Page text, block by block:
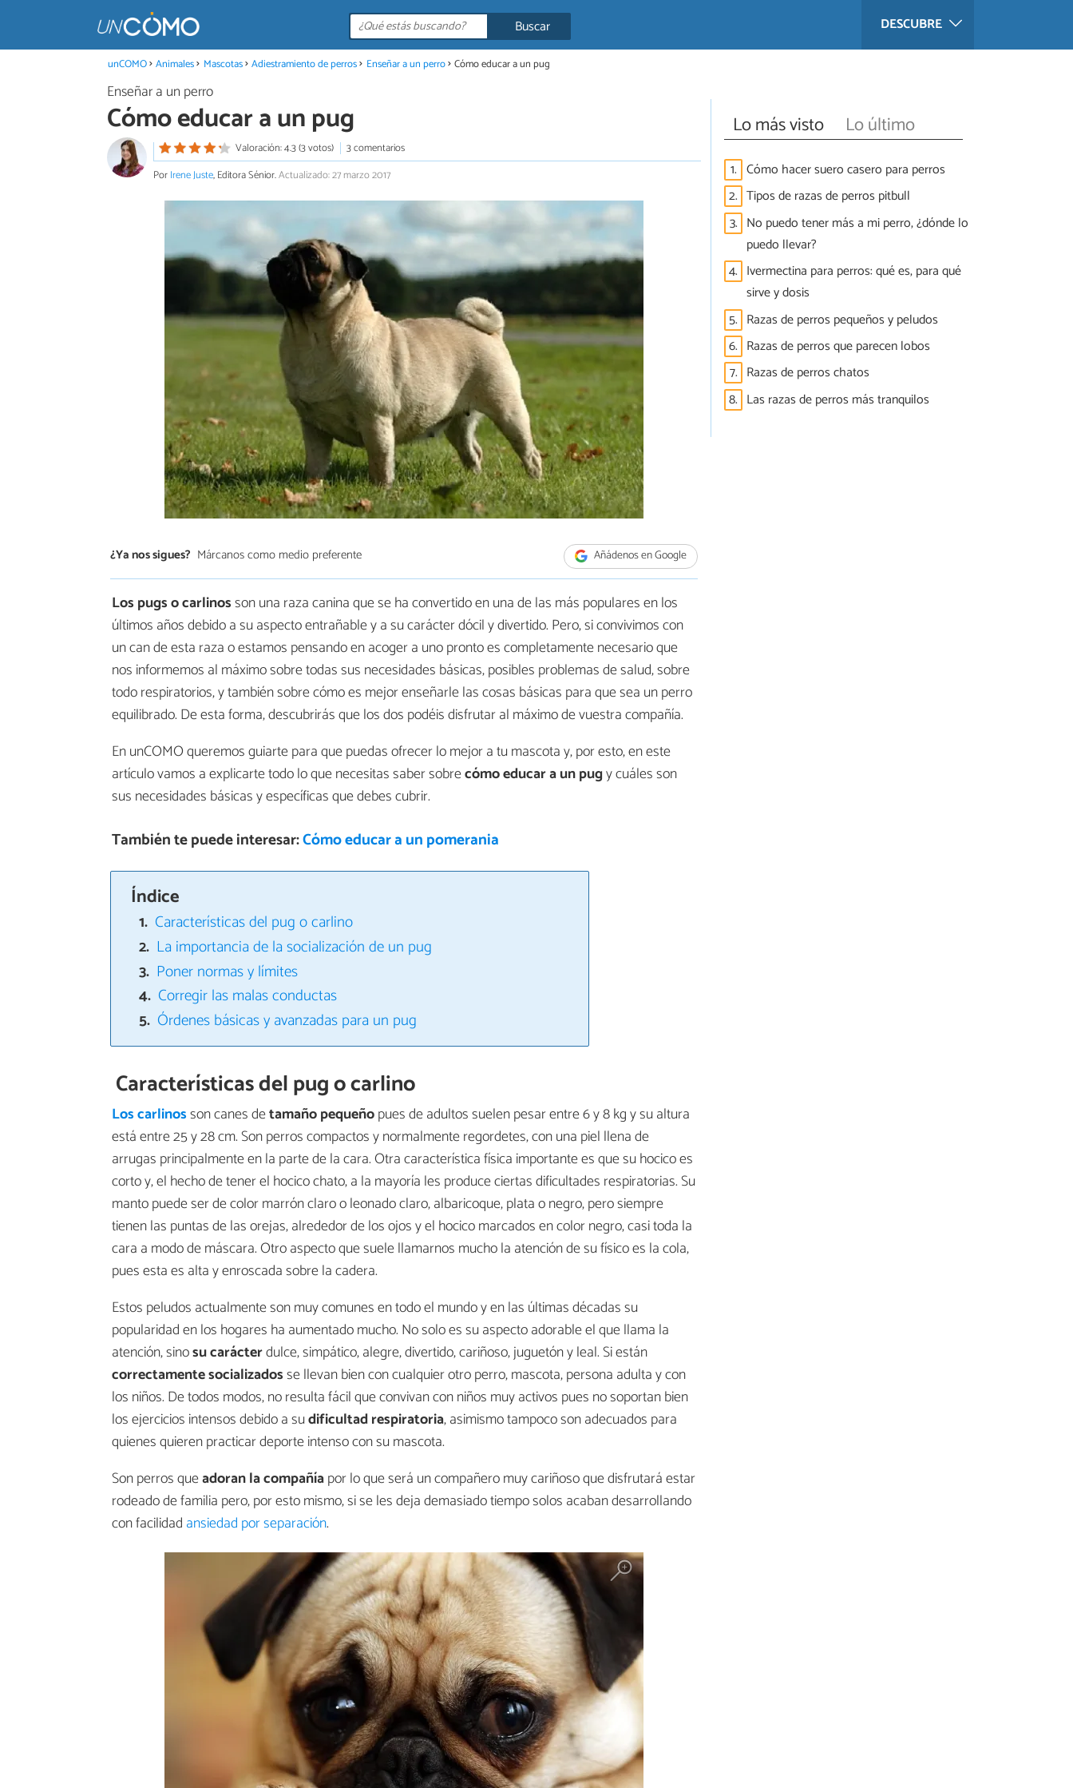
DESCUBRE
Buscar
unCOMO Animales Mascotas Adiestramiento de perros Enseñar a un perro Cómo educar a un pug
Enseñar a un perro
Cómo educar a un pug
Valoración: 4.3 (3 votos)
3 comentarios
PorIrene Juste, Editora Sénior.Actualizado: 27 marzo 2017
¿Ya nos sigues? Márcanos como medio preferente Añádenos en Google
Los pugs o carlinosson una raza canina que se ha convertido en una de las más populares en los
últimos años debido a su aspecto entrañable y a su carácter dócil y divertido. Pero, si convivimos con
un can de esta raza o estamos pensando en acoger a uno pronto es completamente necesario que
nos informemos al máximo sobre todas sus necesidades básicas, posibles problemas de salud, sobre
todo respiratorios, y también sobre cómo es mejor enseñarle las cosas básicas para que sea un perro
equilibrado. De esta forma, descubrirás que los dos podéis disfrutar al máximo de vuestra compañía.
En unCOMO queremos guiarte para que puedas ofrecer lo mejor a tu mascota y, por esto, en este
artículo vamos a explicarte todo lo que necesitas saber sobrecómo educar a un pugy cuáles son
sus necesidades básicas y específicas que debes cubrir.
También te puede interesar:Cómo educar a un pomerania
Índice
Características del pug o carlino
La importancia de la socialización de un pug
Poner normas y límites
Corregir las malas conductas
Órdenes básicas y avanzadas para un pug
Características del pug o carlino
Los carlinosson canes detamaño pequeñopues de adultos suelen pesar entre 6 y 8 kg y su altura
está entre 25 y 28 cm. Son perros compactos y normalmente regordetes, con una piel llena de
arrugas principalmente en la parte de la cara. Otra característica física importante es que su hocico es
corto y, el hecho de tener el hocico chato, a la mayoría les produce ciertas dificultades respiratorias. Su
manto puede ser de color marrón claro o leonado claro, albaricoque, plata o negro, pero siempre
tienen las puntas de las orejas, alrededor de los ojos y el hocico marcados en color negro, casi toda la
cara a modo de máscara. Otro aspecto que suele llamarnos mucho la atención de su físico es la cola,
pues esta es alta y enroscada sobre la cadera.
Estos peludos actualmente son muy comunes en todo el mundo y en las últimas décadas su
popularidad en los hogares ha aumentado mucho. No solo es su aspecto adorable el que llama la
atención, sinosu carácterdulce, simpático, alegre, divertido, cariñoso, juguetón y leal. Si están
correctamente socializadosse llevan bien con cualquier otro perro, mascota, persona adulta y con
los niños. De todos modos, no resulta fácil que convivan con niños muy activos pues no soportan bien
los ejercicios intensos debido a sudificultad respiratoria, asimismo tampoco son adecuados para
quienes quieren practicar deporte intenso con su mascota.
Son perros queadoran la compañíapor lo que será un compañero muy cariñoso que disfrutará estar
rodeado de familia pero, por esto mismo, si se les deja demasiado tiempo solos acaban desarrollando
con facilidad ansiedad por separación.
Lo más visto Lo último
1. Cómo hacer suero casero para perros
2. Tipos de razas de perros pitbull
3. No puedo tener más a mi perro, ¿dónde lo
puedo llevar?
4. Ivermectina para perros: qué es, para qué
sirve y dosis
5. Razas de perros pequeños y peludos
6. Razas de perros que parecen lobos
7. Razas de perros chatos
8. Las razas de perros más tranquilos